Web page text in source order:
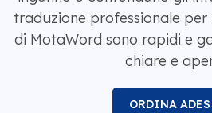
traduzione professionale
di MotaWord sono rapidi e
chiare e
ORDINA